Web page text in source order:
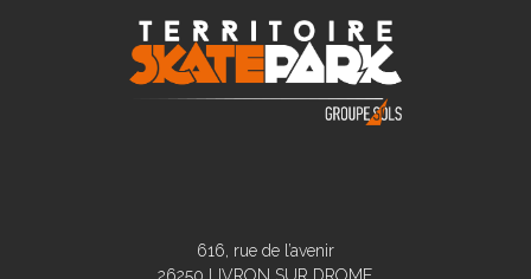
616, rue de l’avenir